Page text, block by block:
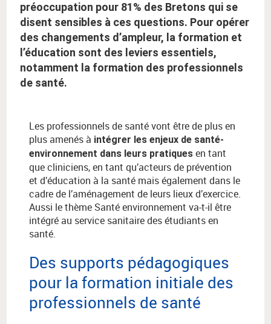
préoccupation pour 81% des Bretons qui se
disent sensibles à ces questions. Pour opérer
des changements d’ampleur, la formation et
l’éducation sont des leviers essentiels,
notamment la formation des professionnels
de santé.
Les professionnels de santé vont être de plus en
plus amenés à intégrer les enjeux de santé-
environnement dans leurs pratiques en tant
que cliniciens, en tant qu’acteurs de prévention
et d’éducation à la santé mais également dans le
cadre de l’aménagement de leurs lieux d’exercice.
Aussi le thème Santé environnement va-t-il être
intégré au service sanitaire des étudiants en
santé.
Des supports pédagogiques
pour la formation initiale des
professionnels de santé